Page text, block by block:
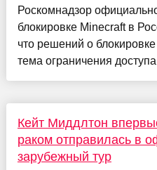
Роскомнадзор
блокировке Minecraft в
что решений о
тема ограничения
Кейт Миддлтон
раком отправилась в
зарубежный тур